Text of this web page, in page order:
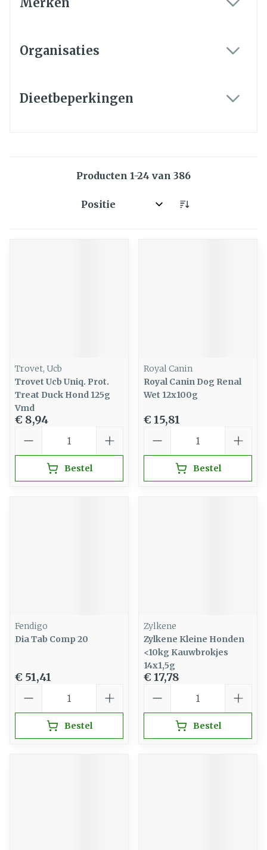
Organisaties
Dieetbeperkingen
Producten 1-24 van 386
Sorteer op:
Trovet, Ucb
Trovet Ucb Uniq. Prot.
Treat Duck Hond 125g
Vmd
€ 8,94
Bestel
Royal Canin
Royal Canin Dog Renal
Wet 12x100g
€ 15,81
Bestel
Fendigo
Dia Tab Comp 20
€ 51,41
Bestel
Zylkene
Zylkene Kleine Honden
<10kg Kauwbrokjes
14x1,5g
€ 17,78
Bestel